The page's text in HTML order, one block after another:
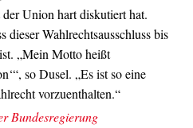
Union hart diskutiert hat.
dieser Wahlrechtsausschluss bis
„Mein Motto heißt
so Dusel. „Es ist so eine
vorzuenthalten.“
Bundesregierung